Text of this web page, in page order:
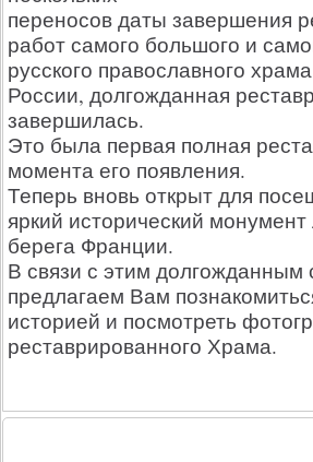
переносов даты завершения
работ самого большого и
русского православного
России, долгожданная
завершилась.
Это была первая полная
момента его появления.
Теперь вновь открыт для
яркий исторический монумент
берега Франции.
В связи с этим долгожданным
предлагаем Вам
историей и посмотреть
реставрированного Храма.